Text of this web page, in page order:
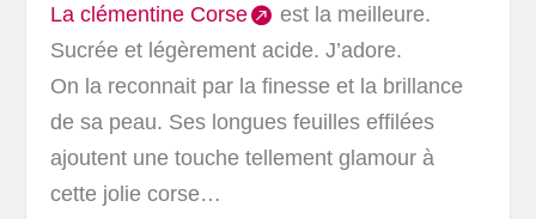
La clémentine Corse
est la meilleure.
Sucrée et légèrement acide. J’adore.
On la reconnait par la finesse et la brillance
de sa peau. Ses longues feuilles effilées
ajoutent une touche tellement glamour à
cette jolie corse…